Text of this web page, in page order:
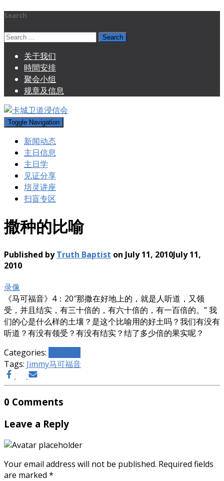
Search
Search
关于我们
時間安排
聚会小组
规章及信息
Toggle Navigation
新闻动态
主日信息
主日学
见证分享
培灵讲座
扫盲专区
撒种的比喻
Published byTruth Baptist on July 11, 2010July 11,
2010
录像
《马可福音》4：20″那撒在好地上的，就是人听道，又领
受，并且结实，有三十倍的，有六十倍的，有一百倍的。” 我
们的心是什么样的土壤？是这个比喻用的好土吗？我们有没有
听道？有没有领受？有没有结实？结了多少倍的果实呢？
Categories:
Tags: Jimmy马可福音
0 Comments
Leave a Reply
Your email address will not be published. Required fields
are marked *